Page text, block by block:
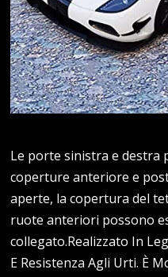
Le porte sinistra e destra
coperture anteriore e
aperte, la copertura del
ruote anteriori possono
collegato.Realizzato In
E Resistenza Agli Urti. È